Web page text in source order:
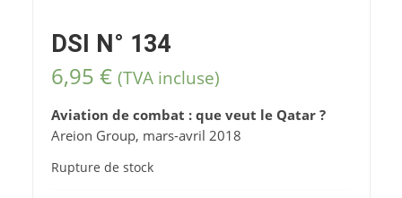
DSI N° 134
6,95 € (TVA incluse)
Aviation de combat : que veut le Qatar ?
Areion Group, mars-avril 2018
Rupture de stock